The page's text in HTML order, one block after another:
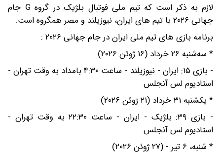
لازم به ذکر است که تیم ملی فوتبال بلژیک در گروه G جام
جهانی ۲۰۲۶ با تیم های ایران، نیوزیلند و مصر همگروه است.
برنامه بازی های تیم ملی ایران در جام جهانی ۲۰۲۶ :
* سه‌شنبه ۲۶ خرداد (۱۶ ژوئن ۲۰۲۶)
- بازی ۱۵: ایران - نیوزیلند - ساعت ۴:۳۰ بامداد به وقت تهران -
استادیوم لس آنجلس
* یکشنبه ۳۱ خرداد (۲۱ ژوئن ۲۰۲۶)
- بازی ۳۹: بلژیک - ایران - ساعت ۲۲:۳۰ به وقت تهران -
استادیوم لس آنجلس
* شنبه، ۶ تیر - (۲۷ ژوئن ۲۰۲۶)